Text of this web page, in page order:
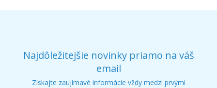
Najdôležitejšie novinky priamo na váš
email
Získajte zaujímavé informácie vždy medzi prvými